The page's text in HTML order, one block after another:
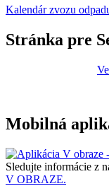
Kalendár zvozu
Stránka pre
Mobilná
Sledujte informácie z
V OBRAZE.